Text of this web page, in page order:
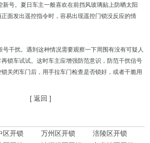
号。夏日车主一般喜欢在前挡风玻璃贴上防晒太阳
面发出遥控指令时，容易出现遥控门锁没反应的情
干扰。遇到这种情况需要观察一下周围有没有可疑人
锁车试试。这时车主应增强防范意识，防范干扰信号
关闭车门后，用手拉车门检查是否锁好，或者干脆用
[ 返回 ]
区开锁 万州区开锁
涪陵区开锁